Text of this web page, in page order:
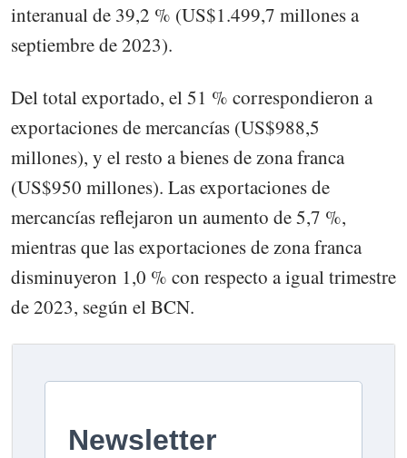
interanual de 39,2 % (US$1.499,7 millones a
septiembre de 2023).
Del total exportado, el 51 % correspondieron a
exportaciones de mercancías (US$988,5
millones), y el resto a bienes de zona franca
(US$950 millones). Las exportaciones de
mercancías reflejaron un aumento de 5,7 %,
mientras que las exportaciones de zona franca
disminuyeron 1,0 % con respecto a igual trimestre
de 2023, según el BCN.